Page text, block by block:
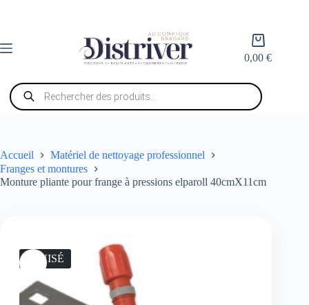
Panier
d’achat
0,00€
Recherche
de
produits
Accueil
Matériel de nettoyage professionnel
Franges et montures
Monture pliante pour frange à pressions elparoll 40cmX11cm
ÉPUISÉ